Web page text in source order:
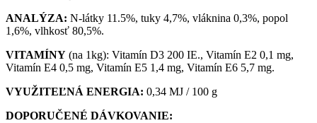
ANALÝZA: N-látky 11.5%, tuky 4,7%, vláknina 0,3%, popol
1,6%, vlhkosť 80,5%.
VITAMÍNY (na 1kg): Vitamín D3 200 IE., Vitamín E2 0,1 mg,
Vitamín E4 0,5 mg, Vitamín E5 1,4 mg, Vitamín E6 5,7 mg.
VYUŽITEĽNÁ ENERGIA: 0,34 MJ / 100 g
DOPORUČENÉ DÁVKOVANIE: